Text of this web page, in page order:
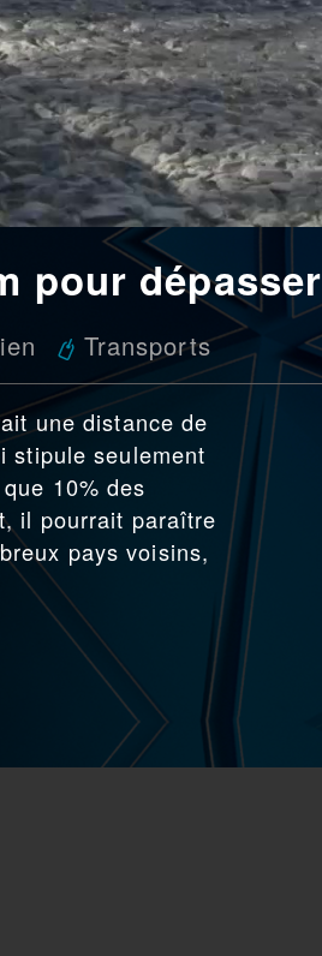
pour dépasser
Transports
une distance de
stipule seulement
10% des
il pourrait paraître
pays voisins,